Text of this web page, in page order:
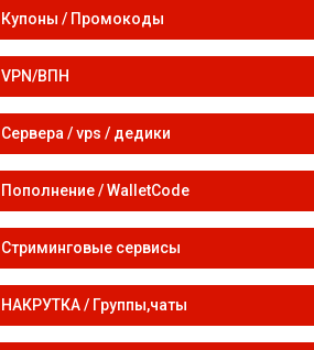
Купоны / Промокоды
VPN/ВПН
Сервера / vps / дедики
Пополнение / WalletCode
Стриминговые сервисы
НАКРУТКА / Группы,чаты